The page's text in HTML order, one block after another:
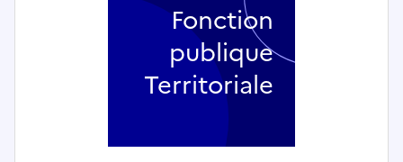
Fonction
publique
Territoriale